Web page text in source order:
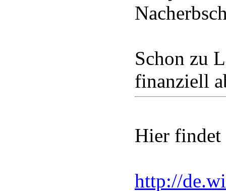
Schon zu
finanziell
Hier findet
http://